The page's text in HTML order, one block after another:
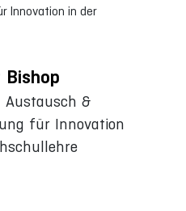
Bishop
Austausch &
für Innovation